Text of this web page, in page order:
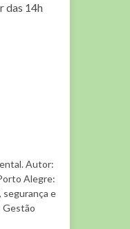
das 14h
Autor:
Alegre:
segurança e
Gestão